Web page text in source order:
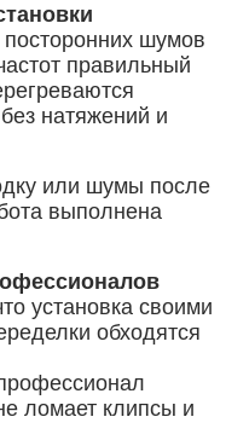
посторонних шумов
правильный
натяжений и
или шумы после
выполнена
установка своими
обходятся
ломает клипсы и